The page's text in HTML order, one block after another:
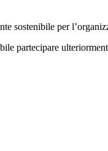
sostenibile per
partecipare